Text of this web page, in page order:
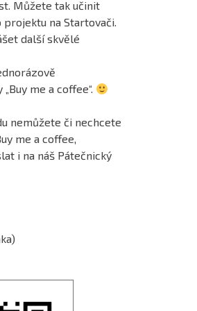
Můžete tak učinit
na Startovači.
další skvělé
me a coffee“.
nemůžete či nechcete
me a coffee,
i na náš Pátečnický